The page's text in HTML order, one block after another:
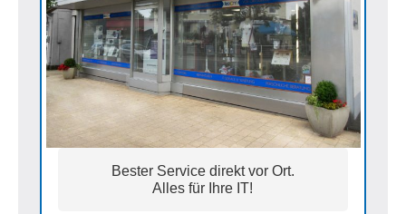
Bester Service direkt vor Ort.
Alles für Ihre IT!